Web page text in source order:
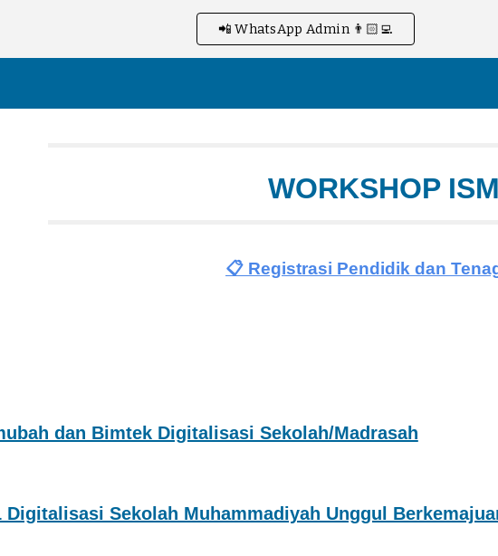
📲 WhatsApp Admin 👨🏻‍💻
WORKSHOP
📋 Registrasi Pendidik dan
dan Bimtek Digitalisasi Sekolah/Madrasah
Digitalisasi Sekolah Muhammadiyah Unggul